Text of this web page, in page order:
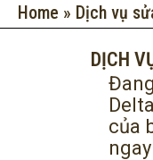
Home » Dịch vụ
DỊCH
của